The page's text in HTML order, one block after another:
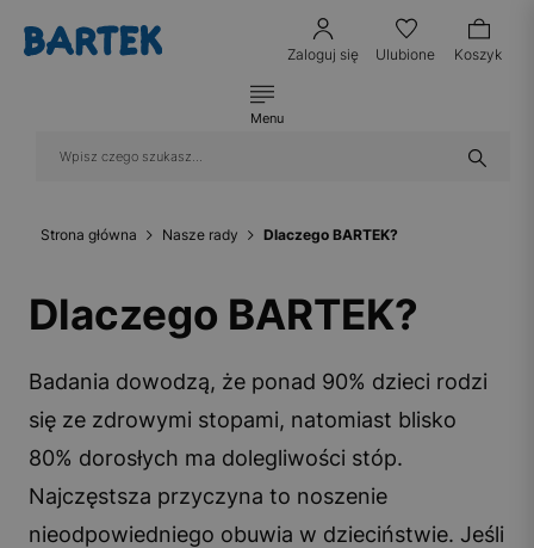
Zaloguj się Ulubione Koszyk
Menu
Strona główna Nasze rady Dlaczego BARTEK?
Dlaczego BARTEK?
Badania dowodzą, że ponad 90% dzieci rodzi
się ze zdrowymi stopami, natomiast blisko
80% dorosłych ma dolegliwości stóp.
Najczęstsza przyczyna to noszenie
nieodpowiedniego obuwia w dzieciństwie. Jeśli